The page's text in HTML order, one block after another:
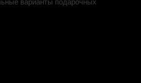
варианты подарочных